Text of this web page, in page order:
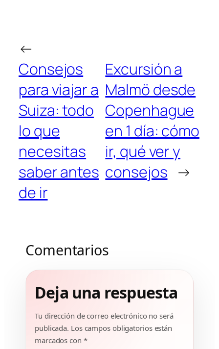
←
Consejos
para viajar a
Suiza: todo
lo que
necesitas
saber antes
de ir
Excursión a
Malmö desde
Copenhague
en 1 día: cómo
ir, qué ver y
consejos →
Comentarios
Deja una respuesta
Tu dirección de correo electrónico no será
publicada. Los campos obligatorios están
marcados con *